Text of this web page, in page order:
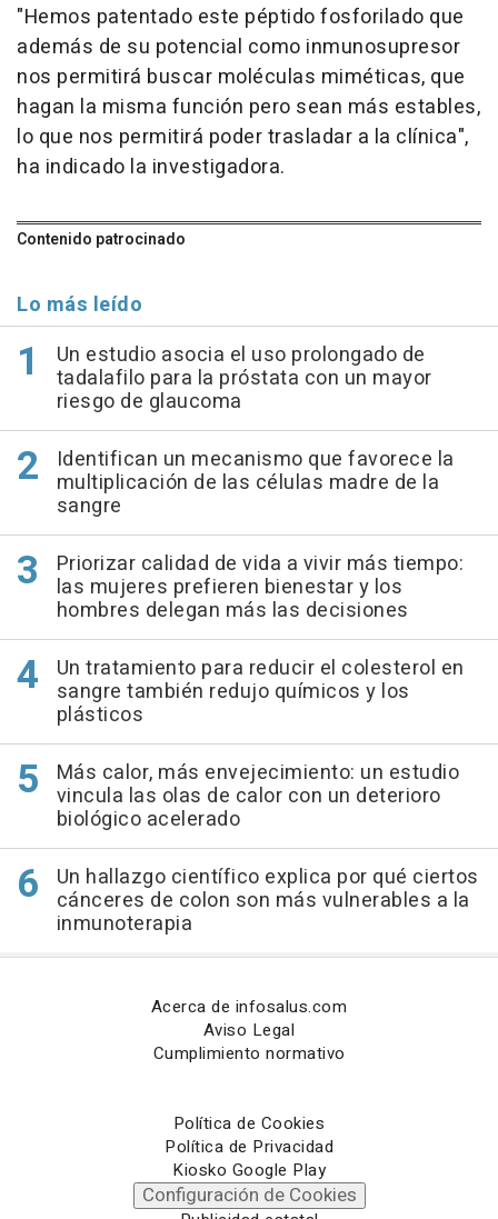
"Hemos patentado este péptido fosforilado que
además de su potencial como inmunosupresor
nos permitirá buscar moléculas miméticas, que
hagan la misma función pero sean más estables,
lo que nos permitirá poder trasladar a la clínica",
ha indicado la investigadora.
Contenido patrocinado
Lo más leído
Un estudio asocia el uso prolongado de
tadalafilo para la próstata con un mayor
riesgo de glaucoma
Identifican un mecanismo que favorece la
multiplicación de las células madre de la
sangre
Priorizar calidad de vida a vivir más tiempo:
las mujeres prefieren bienestar y los
hombres delegan más las decisiones
Un tratamiento para reducir el colesterol en
sangre también redujo químicos y los
plásticos
Más calor, más envejecimiento: un estudio
vincula las olas de calor con un deterioro
biológico acelerado
Un hallazgo científico explica por qué ciertos
cánceres de colon son más vulnerables a la
inmunoterapia
Acerca de infosalus.com
Aviso Legal
Cumplimiento normativo
Política de Cookies
Política de Privacidad
Kiosko Google Play
Configuración de Cookies